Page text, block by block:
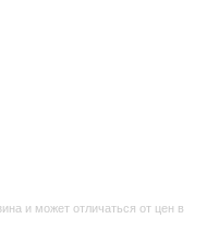
и может отличаться от цен в